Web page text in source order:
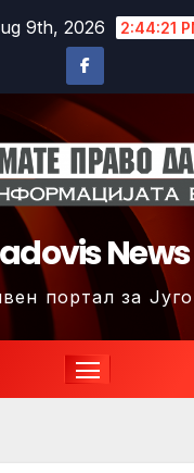
9th, 2026 2:44:24
News
портал за